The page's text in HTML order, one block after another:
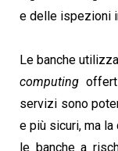
e delle ispezioni
Le banche
computing
servizi sono
e più sicuri, ma
le banche a